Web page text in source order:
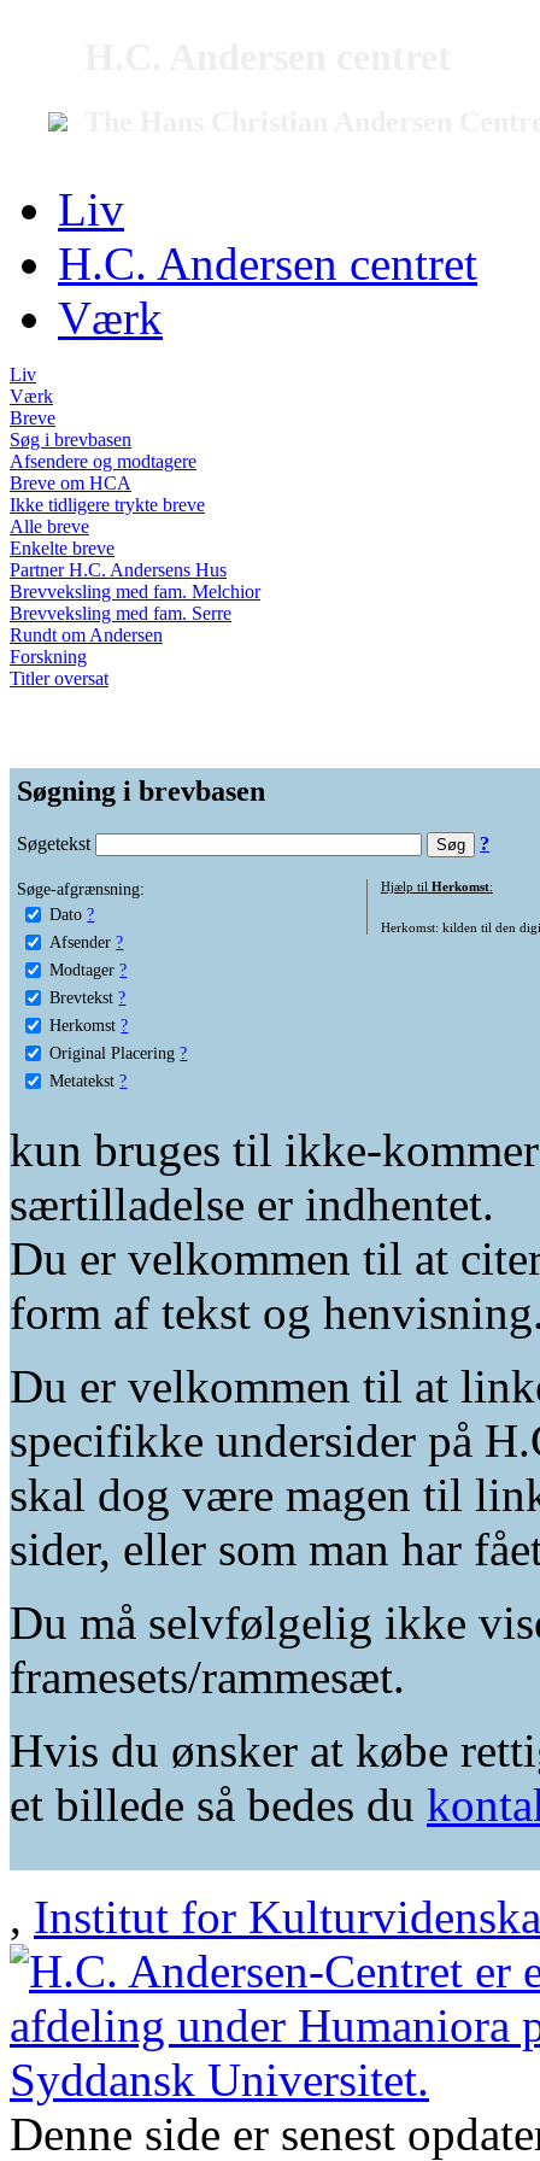
Liv
H.C. Andersen centret
Værk
Liv
Værk
Breve
Søg i brevbasen
Afsendere og modtagere
Breve om HCA
Ikke tidligere trykte breve
Alle breve
Enkelte breve
Partner H.C. Andersens Hus
Brevveksling med fam. Melchior
Brevveksling med fam. Serre
Rundt om Andersen
Forskning
Titler oversat
Søgning i brevbasen
Søgetekst ?
Søge-afgrænsning:
Dato ?
Afsender ?
Modtager ?
Brevtekst ?
Herkomst ?
Original Placering ?
Metatekst ?
Hjælp til Herkomst:
Herkomst: kilden til den
kun bruges til ikke-
særtilladelse er indhentet.
Du er velkommen til at
form af tekst og
Du er velkommen til at
specifikke undersider på
skal dog være magen til
sider, eller som man har
Du må selvfølgelig ikke
framesets/rammesæt.
Hvis du ønsker at købe
et billede så bedes du
, Institut for
Denne side er senest